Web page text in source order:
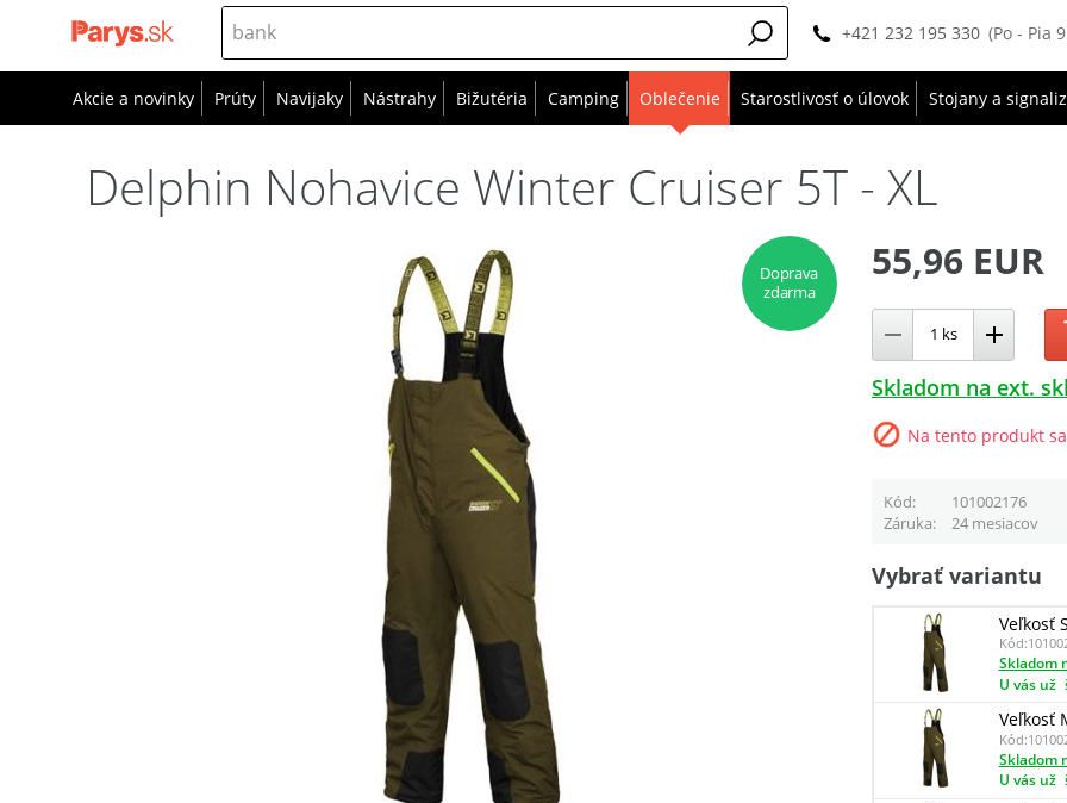
+421 232 195 330 (Po - Pia
Akcie a novinky Prúty Navijaky Nástrahy Bižutéria Camping Oblečenie Starostlivosť o úlovok Stojany a
Delphin Nohavice Winter Cruiser 5T - XL
Doprava
zdarma
55,96 EUR
Skladom na ext.
Na tento produkt
Kód 101002176
Záruka
24 mesiacov
Vybrať variantu
Veľkosť S
Kód:
Skladom
U vás už
Veľkosť
Kód:
Skladom
U vás už